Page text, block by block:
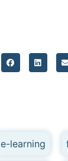
e-learning